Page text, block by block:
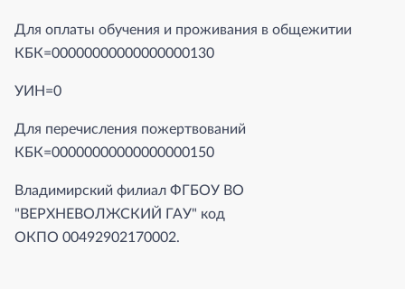
Для оплаты обучения и проживания в общежитии
КБК=00000000000000000130
УИН=0
Для перечисления пожертвований
КБК=00000000000000000150
Владимирский филиал ФГБОУ ВО
"ВЕРХНЕВОЛЖСКИЙ ГАУ" код
ОКПО 00492902170002.